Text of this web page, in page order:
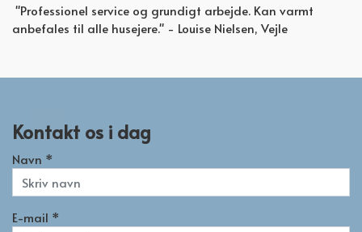
"Professionel service og grundigt arbejde. Kan varmt
anbefales til alle husejere." - Louise Nielsen, Vejle
Kontakt os i dag
Navn *
E-mail *